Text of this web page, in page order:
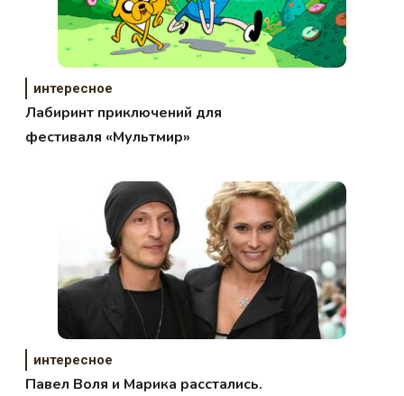
интересное
Лабиринт приключений для
фестиваля «Мультмир»
интересное
Павел Воля и Марика расстались.